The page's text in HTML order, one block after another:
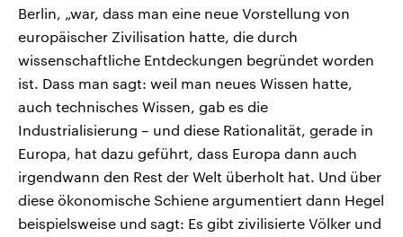
Berlin, „war, dass man eine neue Vorstellung von
europäischer Zivilisation hatte, die durch
wissenschaftliche Entdeckungen begründet worden
ist. Dass man sagt: weil man neues Wissen hatte,
auch technisches Wissen, gab es die
Industrialisierung – und diese Rationalität, gerade in
Europa, hat dazu geführt, dass Europa dann auch
irgendwann den Rest der Welt überholt hat. Und über
diese ökonomische Schiene argumentiert dann Hegel
beispielsweise und sagt: Es gibt zivilisierte Völker und